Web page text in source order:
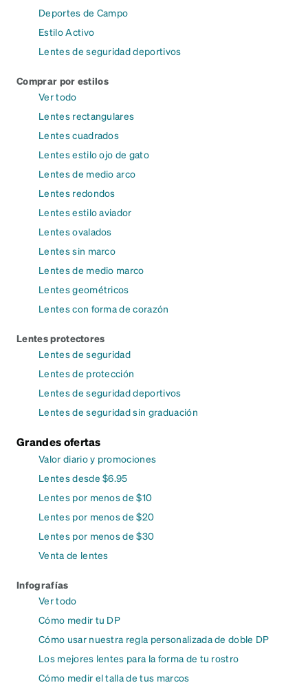
Deportes de Campo
Estilo Activo
Lentes de seguridad deportivos
Comprar por estilos
Ver todo
Lentes rectangulares
Lentes cuadrados
Lentes estilo ojo de gato
Lentes de medio arco
Lentes redondos
Lentes estilo aviador
Lentes ovalados
Lentes sin marco
Lentes de medio marco
Lentes geométricos
Lentes con forma de corazón
Lentes protectores
Lentes de seguridad
Lentes de protección
Lentes de seguridad deportivos
Lentes de seguridad sin graduación
Grandes ofertas
Valor diario y promociones
Lentes desde $6.95
Lentes por menos de $10
Lentes por menos de $20
Lentes por menos de $30
Venta de lentes
Infografías
Ver todo
Cómo medir tu DP
Cómo usar nuestra regla personalizada de doble DP
Los mejores lentes para la forma de tu rostro
Cómo medir el talla de tus marcos